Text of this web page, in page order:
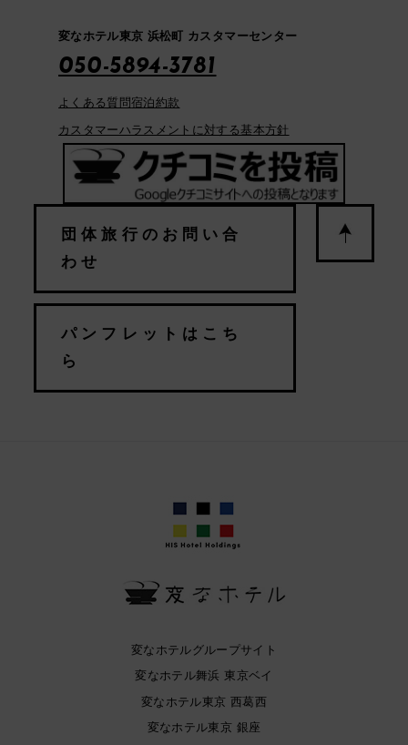
変なホテル東京 浜松町 カスタマーセンター
050-5894-3781
よくある質問宿泊約款
カスタマーハラスメントに対する基本方針
団体旅行のお問い合
わせ
パンフレットはこち
ら
変なホテルグループサイト
変なホテル舞浜 東京ベイ
変なホテル東京 西葛西
変なホテル東京 銀座